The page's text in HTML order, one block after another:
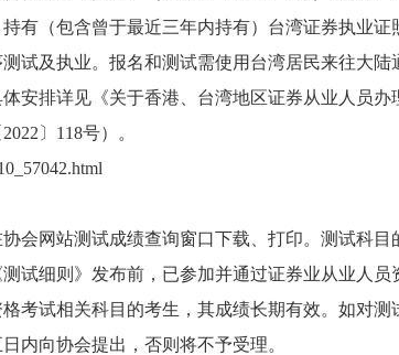
有（包含曾于最近三年内持有）台湾证券执业证
试及执业。报名和测试需使用台湾居民来往大陆
安排详见《关于香港、台湾地区证券从业 人员办
〕118号）。
会网站测试成绩查询窗口下载、打印。测试科目
试细则》发布前，已参加并通过证券业从业人员
考试相关科目的考生，其成绩长期有效。如对测
内向协会提出，否则将不予受理。